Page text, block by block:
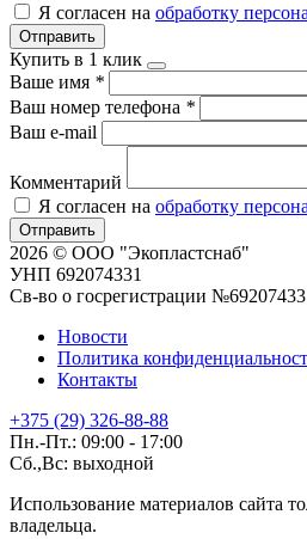
Я согласен на обработку
Отправить
Купить в 1 клик
Ваше имя *
Ваш номер телефона *
Ваш e-mail
Комментарий
Я согласен на обработку
Отправить
2026 © ООО "Экопластснаб"
УНП 692074331
Св-во о госрегистрации
Новости
Политика
Контакты
+375 (29) 326-88-88
Пн.-Пт.: 09:00 - 17:00
Сб.,Вс: выходной
Использование материалов сайта
владельца.